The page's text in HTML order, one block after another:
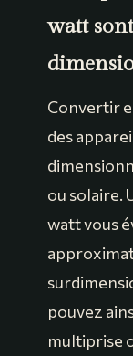
watt
Convertir
des
ou solaire.
watt vous
pouvez
multiprise